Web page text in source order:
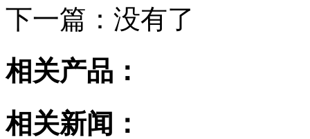
下一篇： 没有了
相关产品：
相关新闻：